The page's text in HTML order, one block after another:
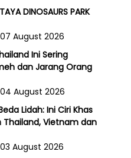
DINOSAURS PARK
August 2026
Ini Sering
dan Jarang Orang
August 2026
Lidah: Ini Ciri Khas
Thailand, Vietnam dan
August 2026